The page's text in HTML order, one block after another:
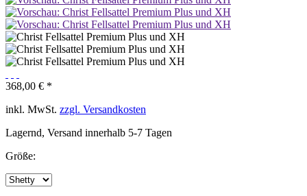
368,00 € *
inkl. MwSt. zzgl. Versandkosten
Lagernd, Versand innerhalb 5-7 Tagen
Größe: